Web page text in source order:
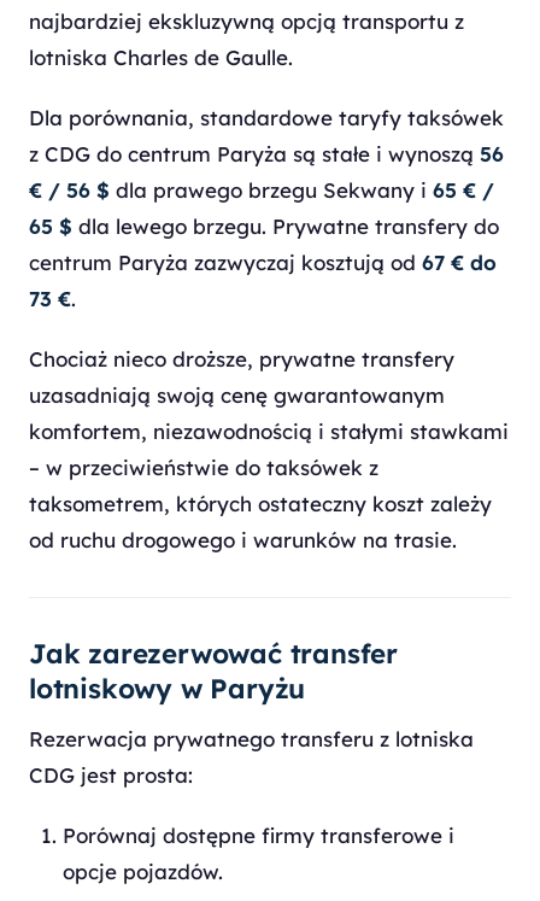
najbardziej ekskluzywną opcją transportu z
lotniska Charles de Gaulle.
Dla porównania, standardowe taryfy taksówek
z CDG do centrum Paryża są stałe i wynoszą 56
€ / 56 $ dla prawego brzegu Sekwany i 65 € /
65 $ dla lewego brzegu. Prywatne transfery do
centrum Paryża zazwyczaj kosztują od 67 € do
73 €.
Chociaż nieco droższe, prywatne transfery
uzasadniają swoją cenę gwarantowanym
komfortem, niezawodnością i stałymi stawkami
– w przeciwieństwie do taksówek z
taksometrem, których ostateczny koszt zależy
od ruchu drogowego i warunków na trasie.
Jak zarezerwować transfer
lotniskowy w Paryżu
Rezerwacja prywatnego transferu z lotniska
CDG jest prosta:
Porównaj dostępne firmy transferowe i
opcje pojazdów.